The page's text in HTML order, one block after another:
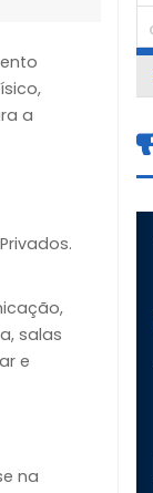
a
salas
e
na